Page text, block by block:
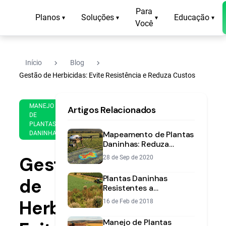
Planos ▾ Soluções ▾
Para
Você
▾ Educação ▾
Início navigate_next Blog navigate_next
Gestão de Herbicidas: Evite Resistência e Reduza Custos
MANEJO
DE
PLANTAS
DANINHAS
de
de
2021
min
leitura
Gestão
de
Herbicidas:
Artigos Relacionados
Mapeamento de Plantas
Daninhas: Reduza
Custos e Aumente
Eficiência
28 de Sep de 2020
Plantas Daninhas
Resistentes a
Herbicidas:
Identificação e Manejo
16 de Feb de 2018
Manejo de Plantas